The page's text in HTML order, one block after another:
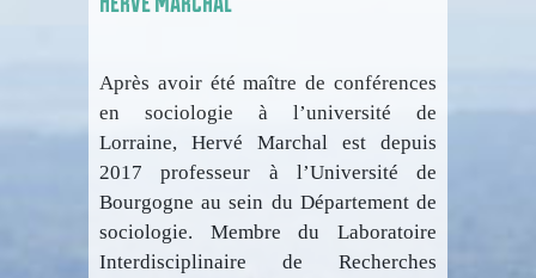
Après avoir été maître de conférences
en sociologie à l’université de
Lorraine, Hervé Marchal est depuis
2017 professeur à l’Université de
Bourgogne au sein du Département de
sociologie. Membre du Laboratoire
Interdisciplinaire de Recherches